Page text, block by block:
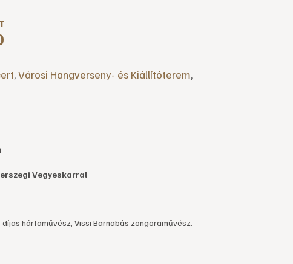
,Városi Hangverseny- és Kiállítóterem,
Vegyeskarral
hárfaművész, Vissi Barnabás zongoraművész.